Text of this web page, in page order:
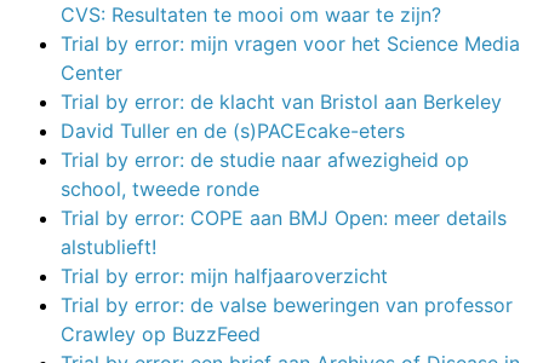
CVS: Resultaten te mooi om waar te zijn?
Trial by error: mijn vragen voor het Science Media
Center
Trial by error: de klacht van Bristol aan Berkeley
David Tuller en de (s)PACEcake-eters
Trial by error: de studie naar afwezigheid op
school, tweede ronde
Trial by error: COPE aan BMJ Open: meer details
alstublieft!
Trial by error: mijn halfjaaroverzicht
Trial by error: de valse beweringen van professor
Crawley op BuzzFeed